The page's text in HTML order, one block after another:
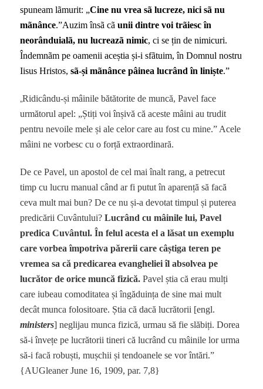
spuneam lãmurit: „Cine nu vrea sã lucreze, nici sã nu
mãnânce.”Auzim însã cãunii dintre voi trãiesc în
neorânduialã, nu lucreazã nimic, ci se țin de nimicuri.
Îndemnãm pe oamenii aceștia și-i sfãtuim, în Domnul nostru
Iisus Hristos,sã-și mãnânce pâinea lucrând în liniște.”
„Ridicându-și mâinile bătătorite de muncă, Pavel face
următorul apel: „Știți voi înșivă că aceste mâini au trudit
pentru nevoile mele și ale celor care au fost cu mine.” Acele
mâini ne vorbesc cu o forță extraordinară.
De ce Pavel, un apostol de cel mai înalt rang, a petrecut
timp cu lucru manual când ar fi putut în aparență să facă
ceva mult mai bun? De ce nu și-a devotat timpul și puterea
predicării Cuvântului?Lucrând cu mâinile lui, Pavel
predica Cuvântul. În felul acesta el a lăsat un exemplu
care vorbea împotriva părerii care câștiga teren pe
vremea sa că predicarea evangheliei îl absolvea pe
lucrător de orice muncă fizică.Pavel știa că erau mulți
care iubeau comoditatea și îngăduința de sine mai mult
decât munca folositoare. Știa că dacă lucrătorii [engl.
ministers] neglijau munca fizică, urmau să fie slăbiți. Dorea
să-i învețe pe lucrătorii tineri că lucrând cu mâinile lor urma
să-i facă robuști, mușchii și tendoanele se vor întări.”
{AUGleaner June 16, 1909, par. 7,8}